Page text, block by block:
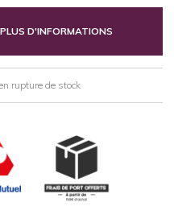
D'INFORMATIONS
rupture de stock